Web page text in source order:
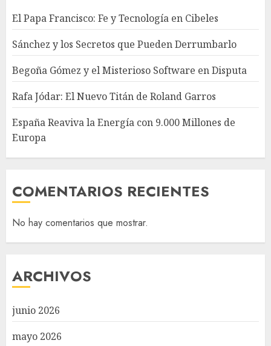
El Papa Francisco: Fe y Tecnología en Cibeles
Sánchez y los Secretos que Pueden Derrumbarlo
Begoña Gómez y el Misterioso Software en Disputa
Rafa Jódar: El Nuevo Titán de Roland Garros
España Reaviva la Energía con 9.000 Millones de
Europa
COMENTARIOS RECIENTES
No hay comentarios que mostrar.
ARCHIVOS
junio 2026
mayo 2026